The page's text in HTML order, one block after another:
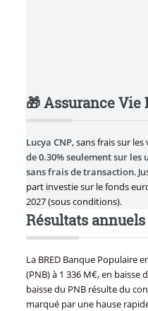
🎁 Assurance Vie
Lucya CNP, sans frais sur
de 0.30% seulement sur les
sans frais de transaction.
part investie sur le fonds
2027 (sous conditions).
Résultats annuels
La BRED Banque Populaire
(PNB) à 1 336 M€, en baisse
baisse du PNB résulte du
marqué par une hause